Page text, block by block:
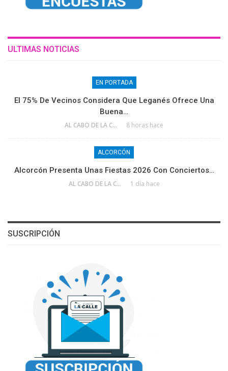
ULTIMAS NOTICIAS
EN PORTADA
El 75% De Vecinos Considera Que Leganés Ofrece Una
Buena…
AL CABO DE LA CALLE 8 horas hace
ALCORCÓN
Alcorcón Presenta Unas Fiestas 2026 Con Conciertos…
AL CABO DE LA CALLE 1 día hace
SUSCRIPCIÓN